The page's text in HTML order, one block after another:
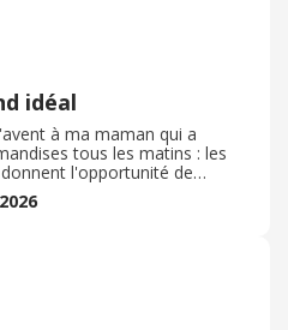
leur pates de fruits
livrées dans une jolie boîte
biscuits emballés en
cashback d’ebuyclub !
idéal
à ma maman qui a
tous les matins : les
l'opportunité de
les acheter en ligne ou en
sont difficilement
surfaces ...En tout cas
l'an prochain, également